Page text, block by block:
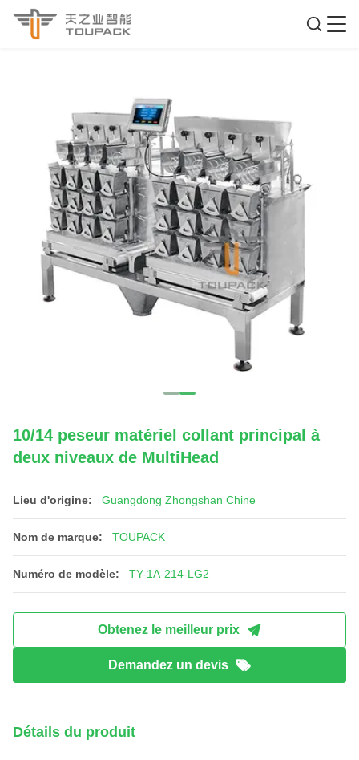
10/14 peseur matériel collant principal à
deux niveaux de MultiHead
Lieu d'origine: Guangdong Zhongshan Chine
Nom de marque: TOUPACK
Numéro de modèle: TY-1A-214-LG2
Obtenez le meilleur prix
Demandez un devis
Détails du produit